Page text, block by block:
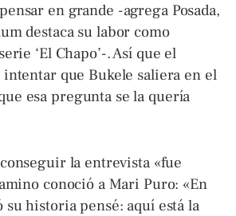
en grande -agrega Posada,
destaca su labor como
‘El Chapo’-. Así que el
que Bukele saliera en el
esa pregunta se la quería
la entrevista «fue
conoció a Mari Puro: «En
su historia pensé: aquí está la